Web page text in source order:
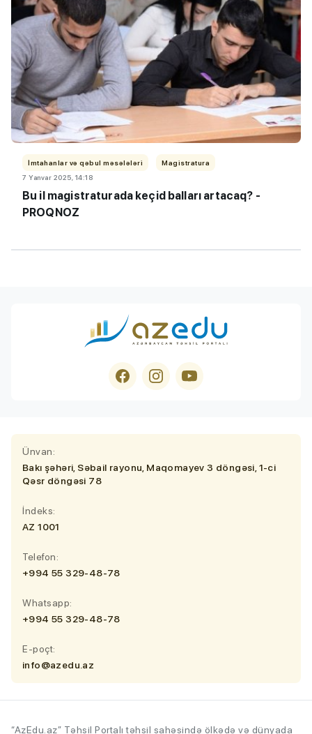
İmtahanlar və qəbul məsələləri
Magistratura
7 Yanvar 2025, 14:18
Bu il magistraturada keçid balları artacaq? -
PROQNOZ
Ünvan:
Bakı şəhəri, Səbail rayonu, Maqomayev 3 döngəsi, 1-ci
Qəsr döngəsi 78
İndeks:
AZ 1001
Telefon:
+994 55 329-48-78
Whatsapp:
+994 55 329-48-78
E-poçt:
info@azedu.az
“AzEdu.az” Təhsil Portalı təhsil sahəsində ölkədə və dünyada